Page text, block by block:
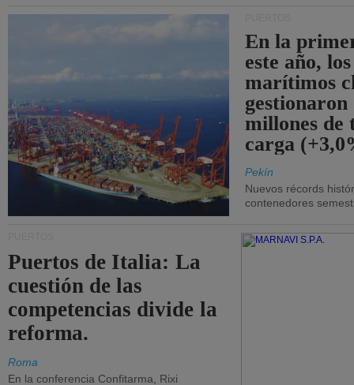
En la
este año,
marítimos
gestionaron
millones de
carga
Pekín
Nuevos récords
contenedores
Puertos de Italia: La
cuestión de las
competencias divide la
reforma.
Roma
En la conferencia Confitarma, Rixi